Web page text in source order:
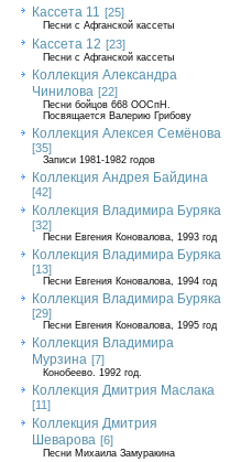
Кассета 11 [25]
Песни с Афганской кассеты
Кассета 12 [23]
Песни с Афганской кассеты
Коллекция Александра
Чинилова [22]
Песни бойцов 668 ООСпН.
Посвящается Валерию Грибову
Коллекция Алексея Семёнова
[35]
Записи 1981-1982 годов
Коллекция Андрея Байдина
[42]
Коллекция Владимира Буряка
[32]
Песни Евгения Коновалова, 1993 год
Коллекция Владимира Буряка
[13]
Песни Евгения Коновалова, 1994 год
Коллекция Владимира Буряка
[29]
Песни Евгения Коновалова, 1995 год
Коллекция Владимира
Мурзина [7]
Конобеево. 1992 год.
Коллекция Дмитрия Маслака
[11]
Коллекция Дмитрия
Шеварова [6]
Песни Михаила Замуракина